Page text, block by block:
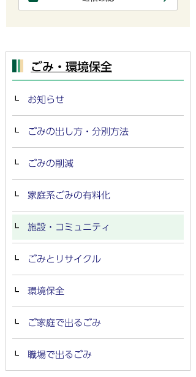
ごみ・環境保全
お知らせ
ごみの出し方・分別方法
ごみの削減
家庭系ごみの有料化
施設・コミュニティ
ごみとリサイクル
環境保全
ご家庭で出るごみ
職場で出るごみ